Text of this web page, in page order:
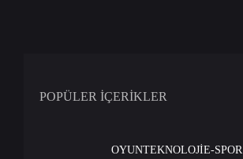
POPÜLER İÇERİKLER
OYUNTEKNOLOJİE-SPOR